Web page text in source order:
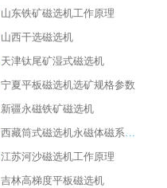
山东铁矿磁选机工作原理
山西干选磁选机
天津钛尾矿湿式磁选机
宁夏平板磁选机选矿规格参数
新疆永磁铁矿磁选机
西藏筒式磁选机永磁体磁系设计
江苏河沙磁选机工作原理
吉林高梯度平板磁选机